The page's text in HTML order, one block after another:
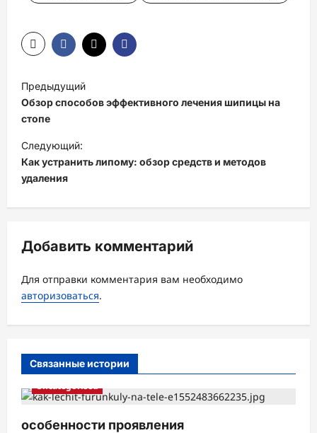
а
в
и
г
а
ц
я
з
а
и
Предыдущий
Обзор способов эффективного лечения шипицы на
стопе
Следующий:
Как устранить липому: обзор средств и методов
удаления
Добавить комментарий
Для отправки комментария вам необходимо
авторизоваться.
Связанные истории
Uncategorised
особенности проявления